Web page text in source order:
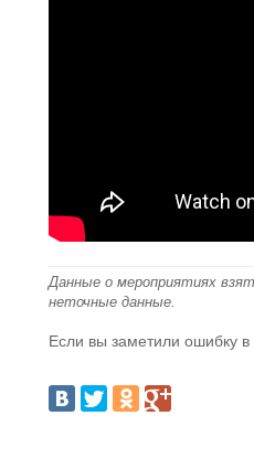
Данные о мероприятиях
неточные данные.
Если вы заметили ошибку